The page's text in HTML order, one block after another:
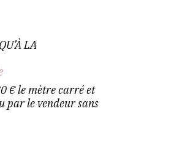
LA
€ le mètre carré et
par le vendeur sans